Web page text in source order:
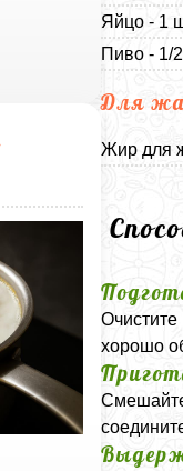
Яйцо - 1
Пиво - 1/
Для
Жир для
Очистите
хорошо